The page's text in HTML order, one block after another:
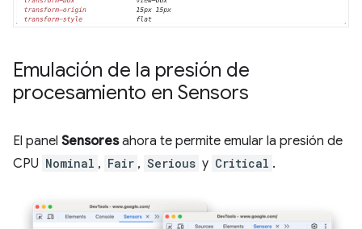
Emulación de la presión de
procesamiento en Sensors
El panel Sensoresahora te permite emular la presión de
CPU Nominal , Fair , Serious y Critical .